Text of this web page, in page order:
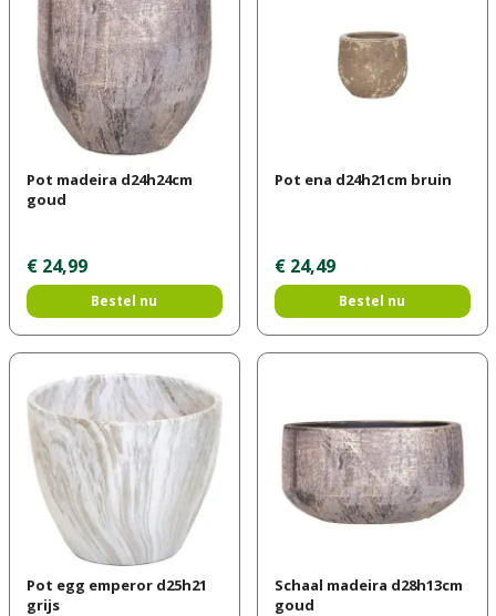
Pot madeira d24h24cm
goud
€ 24,99
Bestel nu
Pot ena d24h21cm bruin
€ 24,49
Bestel nu
Pot egg emperor d25h21
grijs
Schaal madeira d28h13cm
goud